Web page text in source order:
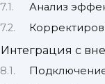
Анализ
Интеграция с